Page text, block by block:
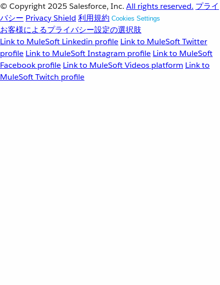
© Copyright 2025 Salesforce, Inc. All rights reserved. プライ
バシー Privacy Shield 利用規約 Cookies Settings
お客様によるプライバシー設定の選択肢
Link to MuleSoft Linkedin profile Link to MuleSoft Twitter
profile Link to MuleSoft Instagram profile Link to MuleSoft
Facebook profile Link to MuleSoft Videos platform Link to
MuleSoft Twitch profile